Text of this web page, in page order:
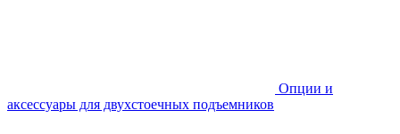
Опции и
аксессуары для двухстоечных подъемников